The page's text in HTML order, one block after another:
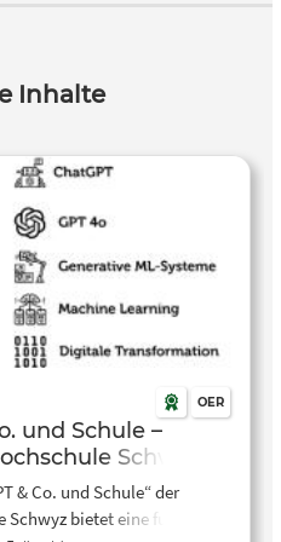
Einsatz: Lehrende
gemacht wird und
Umgang mit generierten
richtet
Personal, die
kompetent im Unterricht
möchten.
Inhalte
OER
und Schule –
Schwyz
& Co. und Schule“ der
bietet eine fundierte